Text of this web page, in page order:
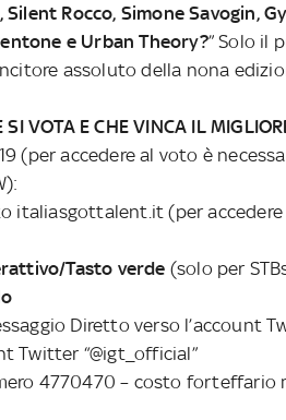
Silent Rocco, Simone Savogin,
e Urban Theory?” Solo il
assoluto della nona
SI VOTA E CHE VINCA IL
(per accedere al voto è
italiasgottalent.it (per
Tasto verde (solo per
Diretto verso l’account
Twitter “@igt_official”
4770470 – costo forteffario